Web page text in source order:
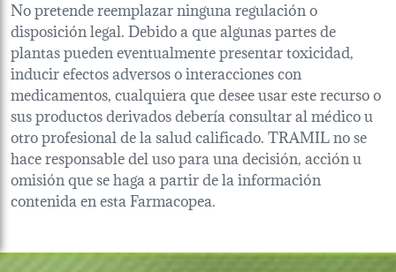
No pretende reemplazar ninguna regulación o
disposición legal. Debido a que algunas partes de
plantas pueden eventualmente presentar toxicidad,
inducir efectos adversos o interacciones con
medicamentos, cualquiera que desee usar este recurso o
sus productos derivados debería consultar al médico u
otro profesional de la salud calificado. TRAMIL no se
hace responsable del uso para una decisión, acción u
omisión que se haga a partir de la información
contenida en esta Farmacopea.